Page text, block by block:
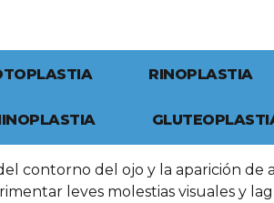
RINOPLASTIA
contorno del ojo y la aparición de
leves molestias visuales y